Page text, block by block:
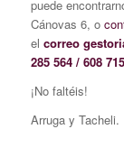
puede
Cánovas 6, o
el correo
285 564 / 608
¡No faltéis!
Arruga y Tacheli.